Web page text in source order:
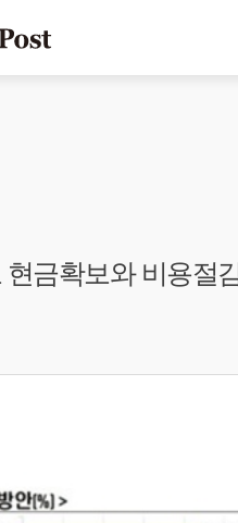
금확보와 비용절